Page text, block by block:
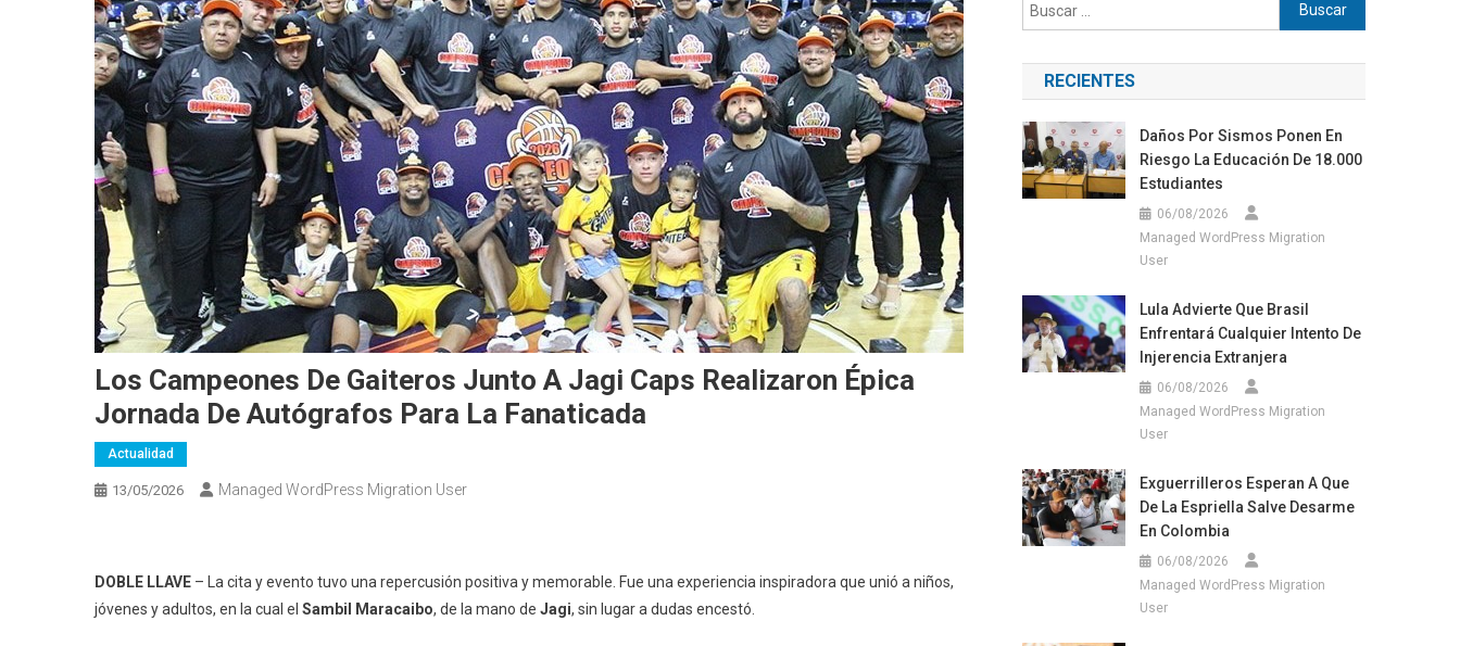
Los Campeones De Gaiteros Junto A Jagi Caps Realizaron Épica
Jornada De Autógrafos Para La Fanaticada
Actualidad
13/05/2026 Managed WordPress Migration User
DOBLE LLAVE – La cita y evento tuvo una repercusión positiva y memorable. Fue una experiencia inspiradora que unió a niños,
jóvenes y adultos, en la cual el Sambil Maracaibo, de la mano de Jagi, sin lugar a dudas encestó.
RECIENTES
Daños Por Sismos Ponen En
Riesgo La Educación De 18.000
Estudiantes
06/08/2026
Managed WordPress Migration
User
Lula Advierte Que Brasil
Enfrentará Cualquier Intento De
Injerencia Extranjera
06/08/2026
Managed WordPress Migration
User
Exguerrilleros Esperan A Que
De La Espriella Salve Desarme
En Colombia
06/08/2026
Managed WordPress Migration
User